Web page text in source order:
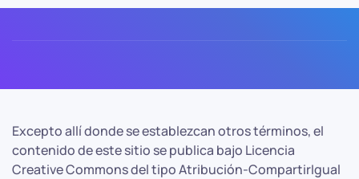
Excepto allí donde se establezcan otros términos, el
contenido de este sitio se publica bajo Licencia
Creative Commons del tipo Atribución-CompartirIgual